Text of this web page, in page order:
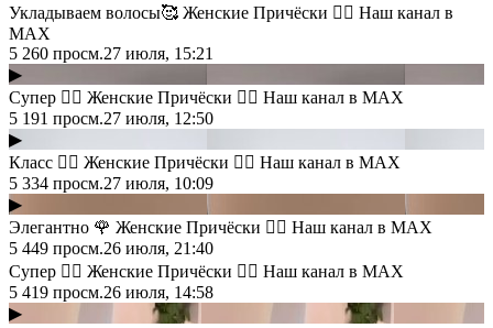
Укладываем волосы🥰 Женские Причёски 💇‍♀️ Наш канал в
MAX
5 260 просм.27 июля, 15:21
▶
Супер 👍🏻 Женские Причёски 💇‍♀️ Наш канал в MAX
5 191 просм.27 июля, 12:50
▶
Класс 👍🏻 Женские Причёски 💇‍♀️ Наш канал в MAX
5 334 просм.27 июля, 10:09
▶
Элегантно 🌹 Женские Причёски 💇‍♀️ Наш канал в MAX
5 449 просм.26 июля, 21:40
Супер 👍🏻 Женские Причёски 💇‍♀️ Наш канал в MAX
5 419 просм.26 июля, 14:58
▶